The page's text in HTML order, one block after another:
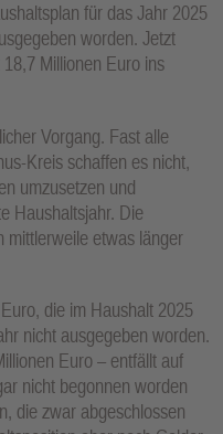
für das Jahr 2025
worden. Jetzt
Millionen Euro ins
Vorgang. Fast alle
Kreis schaffen es nicht,
umzusetzen und
Haushaltsjahr. Die
mittlerweile etwas länger
die im Haushalt 2025
nicht ausgegeben worden.
Euro – entfällt auf
nicht begonnen worden
die zwar abgeschlossen